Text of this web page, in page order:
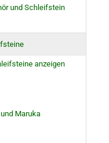
und Schleifstein
anzeigen
Maruka